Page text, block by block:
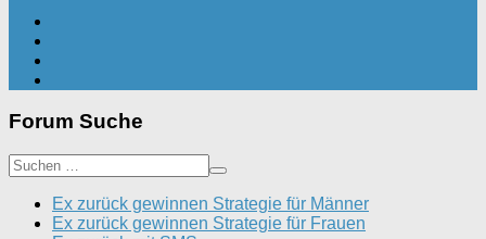
Forum Suche
Ex zurück gewinnen Strategie für Männer
Ex zurück gewinnen Strategie für Frauen